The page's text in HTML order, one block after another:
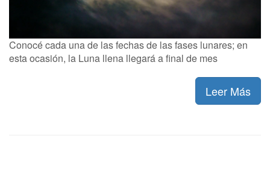
Conocé cada una de las fechas de las fases lunares; en
esta ocasión, la Luna llena llegará a final de mes
Leer Más